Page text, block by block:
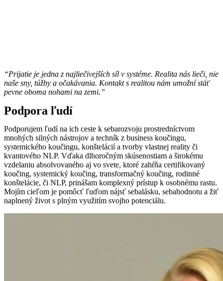
“Prijatie je jedna z najliečivejších síl v systéme. Realita nás lieči, nie
naše sny, túžby a očakávania. Kontakt s realitou nám umožní stáť
pevne oboma nohami na zemi.”
Podpora ľudí
Podporujem ľudí na ich ceste k sebarozvoju prostredníctvom
mnohých silných nástrojov a techník z business koučingu,
systemického koučingu, konštelácií a tvorby vlastnej reality či
kvantového NLP. Vďaka dlhoročným skúsenostiam a širokému
vzdelaniu absolvovaného aj vo svete, ktoré zahŕňa certifikovaný
koučing, systemický koučing, transformačný koučing, rodinné
konštelácie, či NLP, prinášam komplexný prístup k osobnému rastu.
Mojím cieľom je pomôcť ľuďom nájsť sebalásku, sebahodnotu a žiť
naplnený život s plným využitím svojho potenciálu.